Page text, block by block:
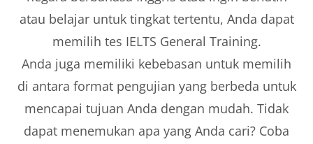
atau belajar untuk tingkat tertentu, Anda dapat
memilih tes IELTS General Training.
Anda juga memiliki kebebasan untuk memilih
di antara format pengujian yang berbeda untuk
mencapai tujuan Anda dengan mudah. Tidak
dapat menemukan apa yang Anda cari? Coba